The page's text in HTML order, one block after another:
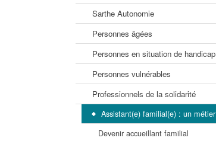
Sarthe Autonomie
Personnes âgées
Personnes en situation de handicap
Personnes vulnérables
Professionnels de la solidarité
Assistant(e) familial(e) : un métier
Devenir accueillant familial